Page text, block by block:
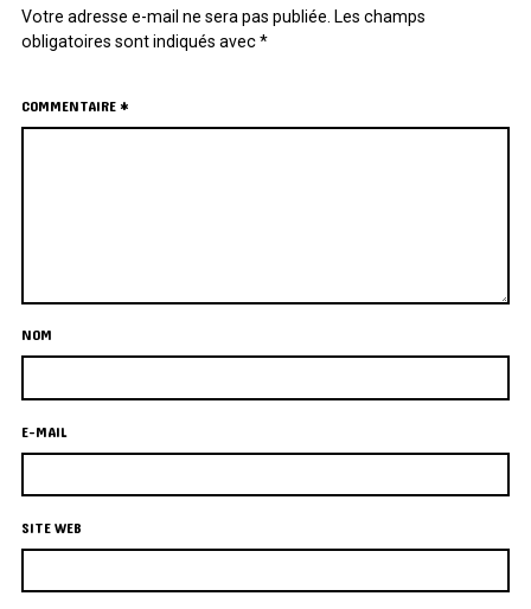
Votre adresse e-mail ne sera pas publiée. Les champs
obligatoires sont indiqués avec*
COMMENTAIRE*
NOM
E-MAIL
SITE WEB